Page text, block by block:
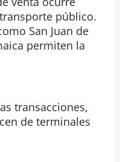
público.
San Juan de
permiten la
transacciones,
de terminales